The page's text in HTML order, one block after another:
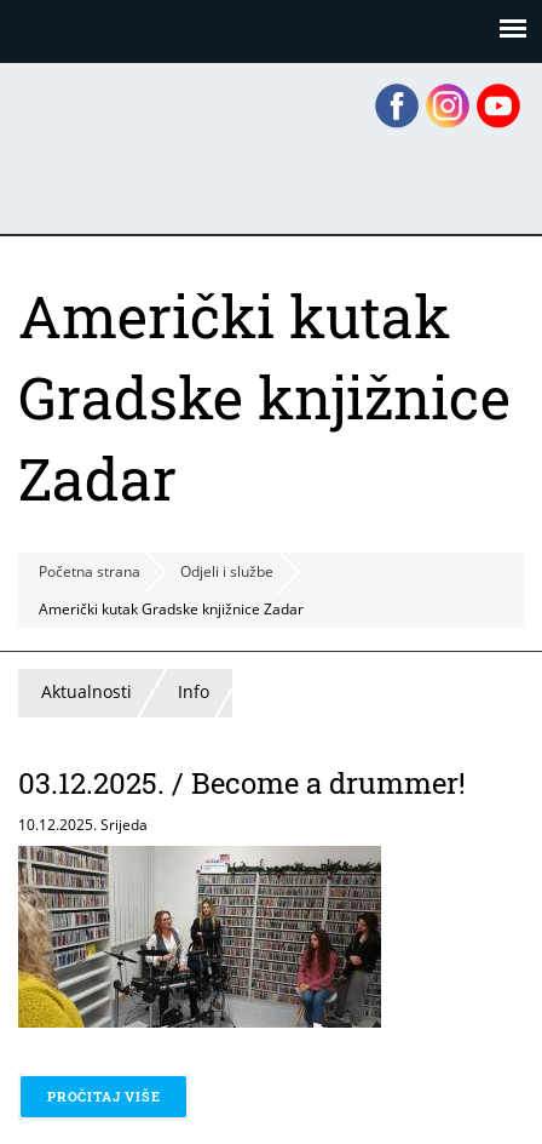
Američki kutak
Gradske knjižnice
Zadar
Početna strana
Odjeli i službe
Američki kutak Gradske knjižnice Zadar
Aktualnosti Info
03.12.2025. / Become a drummer!
10.12.2025. Srijeda
PROČITAJ VIŠE